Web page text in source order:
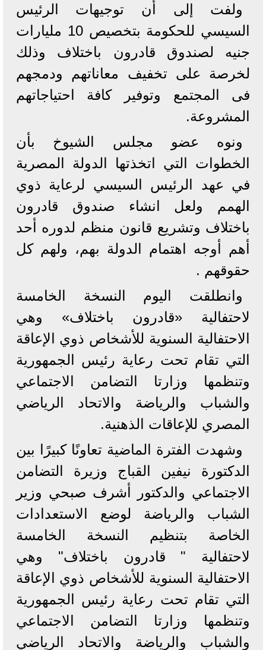
ولفت إلى أن توجيهات الرئيس
السيسي للحكومة بتخصيص 10 مليارات
جنيه لصندوق قادرون باختلاف وذلك
لخرصة على تخفيف معاناتهم ودمجهم
فى المجتمع وتوفير كافة احتياجاتهم
المشروعة.
ونوه عضو مجلس الشيوخ بأن
الخطوات التي اتخذتها الدولة المصرية
في عهد الرئيس السيسي لرعاية ذوي
الهمم ولعل انشاء صندوق قادرون
باختلاف وتشريع قانون منظم لدوره أحد
أهم أوجه اهتمام الدولة بهم، ولهم كل
حقوقهم .
وانطلقت اليوم النسخة الخامسة
لاحتفالية «قادرون باختلاف» وهي
الاحتفالية السنوية للأشخاص ذوي الإعاقة
التي تقام تحت رعاية رئيس الجمهورية
وتنظمها وزارتا التضامن الاجتماعي
والشباب والرياضة والاتحاد الرياضي
المصري للإعاقات الذهنية.
وشهدت الفترة الماضية تعاونًا كبيرًا بين
الدكتورة نيفين القباج وزيرة التضامن
الاجتماعي والدكتور أشرف صبحي وزير
الشباب والرياضة لوضع الاستعدادات
الخاصة بتنظيم النسخة الخامسة
لاحتفالية " قادرون باختلاف" وهي
الاحتفالية السنوية للأشخاص ذوي الإعاقة
التي تقام تحت رعاية رئيس الجمهورية
وتنظمها وزارتا التضامن الاجتماعي
والشباب والرياضة والاتحاد الرياضي